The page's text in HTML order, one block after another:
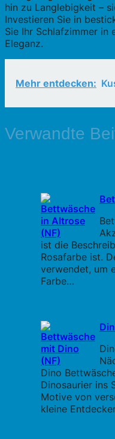
hin zu Langlebigkeit –
Investieren Sie in
Sie Ihr Schlafzimmer in
Eleganz.
Mehr entdecken:
Verwandte
ist die
Rosafarbe ist.
verwendet, um
Farbe…
Dino
Dinosaurier ins
Motive von
kleine